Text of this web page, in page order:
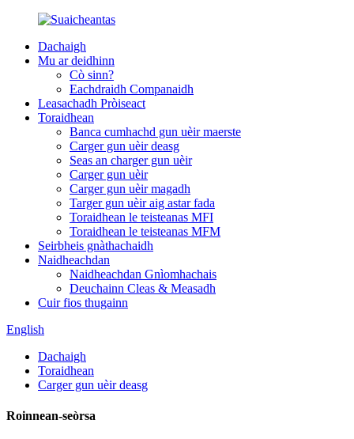
Dachaigh
Mu ar deidhinn
Cò sinn?
Eachdraidh Companaidh
Leasachadh Pròiseact
Toraidhean
Banca cumhachd gun uèir maerste
Carger gun uèir deasg
Seas an charger gun uèir
Carger gun uèir
Carger gun uèir magadh
Targer gun uèir aig astar fada
Toraidhean le teisteanas MFI
Toraidhean le teisteanas MFM
Seirbheis gnàthachaidh
Naidheachdan
Naidheachdan Gnìomhachais
Deuchainn Cleas & Measadh
Cuir fios thugainn
English
Dachaigh
Toraidhean
Carger gun uèir deasg
Roinnean-seòrsa